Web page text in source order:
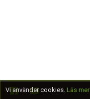
Vi använder cookies. Läs mer